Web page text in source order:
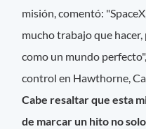
misión, comentó:
mucho trabajo que hacer,
como un mundo
control en Hawthorne,
Cabe resaltar que esta
de marcar un hito no